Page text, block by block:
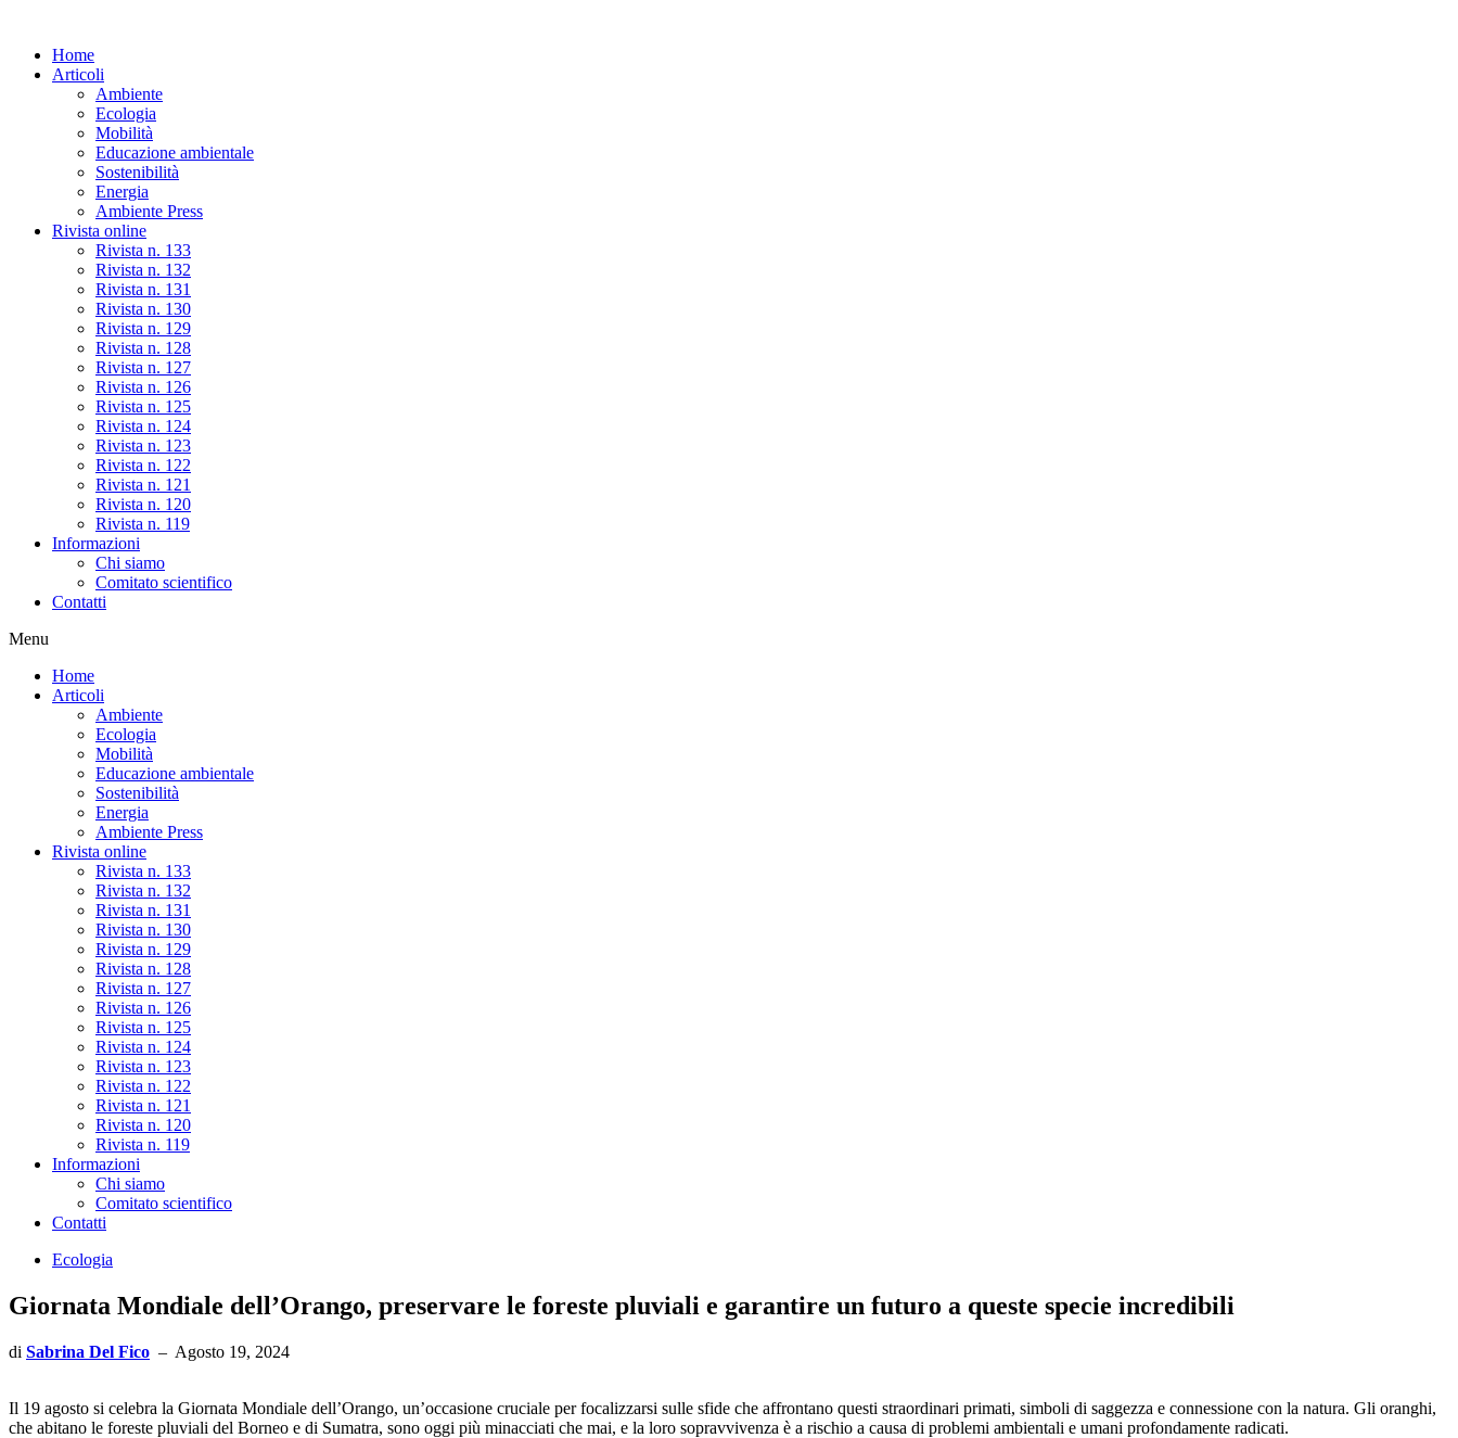
content
Home
Articoli
Ambiente
Ecologia
Mobilità
Educazione ambientale
Sostenibilità
Energia
Ambiente Press
Rivista online
Rivista n. 133
Rivista n. 132
Rivista n. 131
Rivista n. 130
Rivista n. 129
Rivista n. 128
Rivista n. 127
Rivista n. 126
Rivista n. 125
Rivista n. 124
Rivista n. 123
Rivista n. 122
Rivista n. 121
Rivista n. 120
Rivista n. 119
Informazioni
Chi siamo
Comitato scientifico
Contatti
Menu
Home
Articoli
Ambiente
Ecologia
Mobilità
Educazione ambientale
Sostenibilità
Energia
Ambiente Press
Rivista online
Rivista n. 133
Rivista n. 132
Rivista n. 131
Rivista n. 130
Rivista n. 129
Rivista n. 128
Rivista n. 127
Rivista n. 126
Rivista n. 125
Rivista n. 124
Rivista n. 123
Rivista n. 122
Rivista n. 121
Rivista n. 120
Rivista n. 119
Informazioni
Chi siamo
Comitato scientifico
Contatti
Ecologia
Giornata Mondiale dell’Orango, preservare le foreste pluviali e garantire un futuro a queste specie incredibili
di Sabrina Del Fico – Agosto 19, 2024
Il 19 agosto si celebra la Giornata Mondiale dell’Orango, un’occasione cruciale per focalizzarsi sulle sfide che affrontano questi straordinari primati, simboli di saggezza e connessione con la natura. Gli oranghi,
che abitano le foreste pluviali del Borneo e di Sumatra, sono oggi più minacciati che mai, e la loro sopravvivenza è a rischio a causa di problemi ambientali e umani profondamente radicati.